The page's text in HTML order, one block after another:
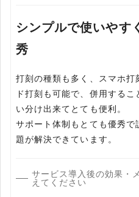
シンプルで使いやす
秀
打刻の種類も多く、スマホ
ド打刻も可能で、併用する
い分け出来てとても便利。
サポート体制もとても優秀で
サービス導入後の効果・
えてください